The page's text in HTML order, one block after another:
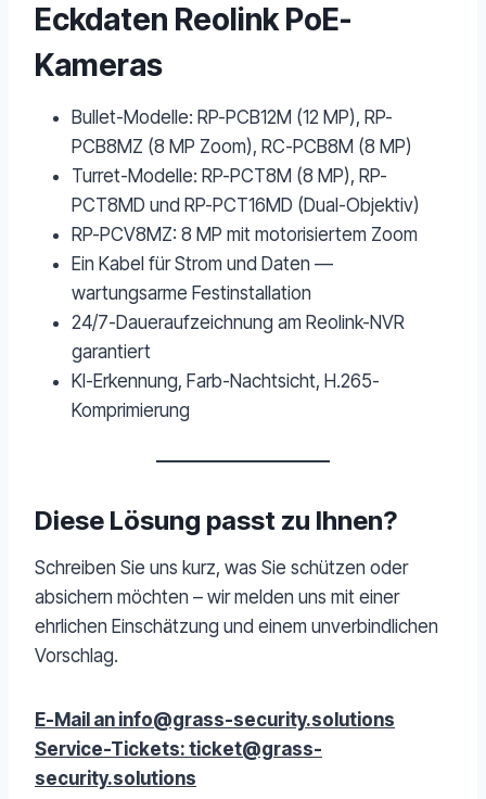
Eckdaten Reolink PoE-
Kameras
Bullet-Modelle: RP-PCB12M (12 MP), RP-
PCB8MZ (8 MP Zoom), RC-PCB8M (8 MP)
Turret-Modelle: RP-PCT8M (8 MP), RP-
PCT8MD und RP-PCT16MD (Dual-Objektiv)
RP-PCV8MZ: 8 MP mit motorisiertem Zoom
Ein Kabel für Strom und Daten —
wartungsarme Festinstallation
24/7-Daueraufzeichnung am Reolink-NVR
garantiert
KI-Erkennung, Farb-Nachtsicht, H.265-
Komprimierung
Diese Lösung passt zu Ihnen?
Schreiben Sie uns kurz, was Sie schützen oder
absichern möchten – wir melden uns mit einer
ehrlichen Einschätzung und einem unverbindlichen
Vorschlag.
E-Mail an info@grass-security.solutions
Service-Tickets: ticket@grass-
security.solutions